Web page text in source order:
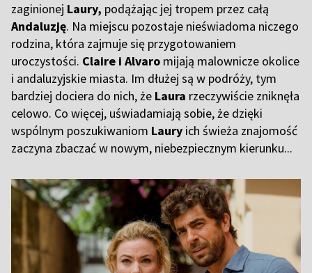
zaginionej Laury, podążając jej tropem przez całą
Andaluzję. Na miejscu pozostaje nieświadoma niczego
rodzina, która zajmuje się przygotowaniem
uroczystości. Claire i Alvaro mijają malownicze okolice
i andaluzyjskie miasta. Im dłużej są w podróży, tym
bardziej dociera do nich, że Laura rzeczywiście zniknęła
celowo. Co więcej, uświadamiają sobie, że dzięki
wspólnym poszukiwaniom Laury ich świeża znajomość
zaczyna zbaczać w nowym, niebezpiecznym kierunku...